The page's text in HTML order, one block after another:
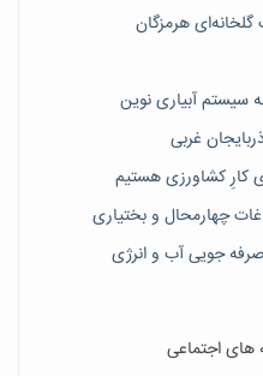
هرمزگان
کارِ کشاورزی هستیم
جویی آب و انرژی
های اجتماعی